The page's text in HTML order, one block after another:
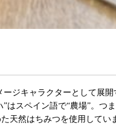
ジキャラクターとして展
スペイン語で“農場”。
天然はちみつを使用してい